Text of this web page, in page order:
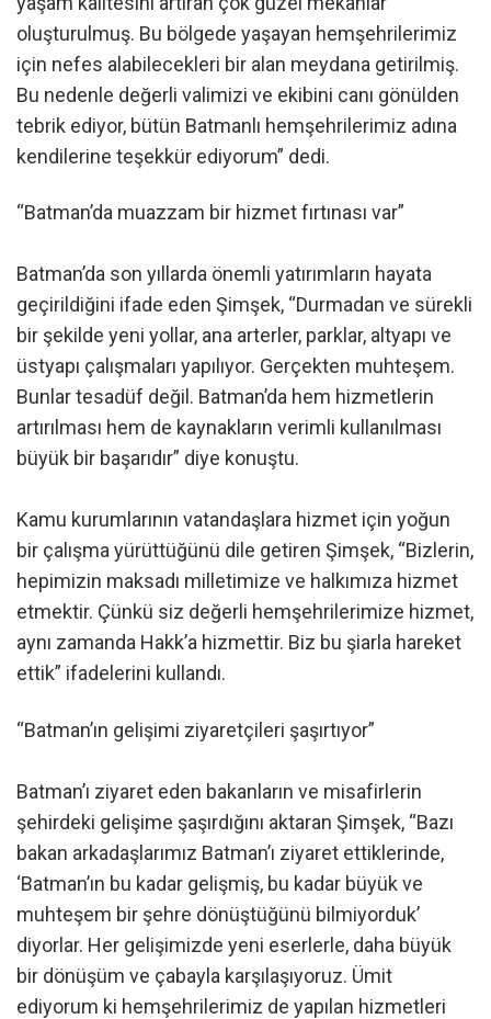
oluşturulmuş. Bu bölgede yaşayan hemşehrilerimiz
için nefes alabilecekleri bir alan meydana getirilmiş.
Bu nedenle değerli valimizi ve ekibini canı gönülden
tebrik ediyor, bütün Batmanlı hemşehrilerimiz adına
kendilerine teşekkür ediyorum” dedi.
“Batman’da muazzam bir hizmet fırtınası var”
Batman’da son yıllarda önemli yatırımların hayata
geçirildiğini ifade eden Şimşek, “Durmadan ve sürekli
bir şekilde yeni yollar, ana arterler, parklar, altyapı ve
üstyapı çalışmaları yapılıyor. Gerçekten muhteşem.
Bunlar tesadüf değil. Batman’da hem hizmetlerin
artırılması hem de kaynakların verimli kullanılması
büyük bir başarıdır” diye konuştu.
Kamu kurumlarının vatandaşlara hizmet için yoğun
bir çalışma yürüttüğünü dile getiren Şimşek, “Bizlerin,
hepimizin maksadı milletimize ve halkımıza hizmet
etmektir. Çünkü siz değerli hemşehrilerimize hizmet,
aynı zamanda Hakk’a hizmettir. Biz bu şiarla hareket
ettik” ifadelerini kullandı.
“Batman’ın gelişimi ziyaretçileri şaşırtıyor”
Batman’ı ziyaret eden bakanların ve misafirlerin
şehirdeki gelişime şaşırdığını aktaran Şimşek, “Bazı
bakan arkadaşlarımız Batman’ı ziyaret ettiklerinde,
‘Batman’ın bu kadar gelişmiş, bu kadar büyük ve
muhteşem bir şehre dönüştüğünü bilmiyorduk’
diyorlar. Her gelişimizde yeni eserlerle, daha büyük
bir dönüşüm ve çabayla karşılaşıyoruz. Ümit
ediyorum ki hemşehrilerimiz de yapılan hizmetleri